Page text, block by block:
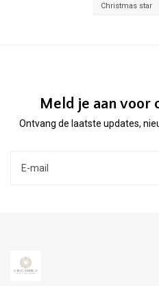
Christmas star
Meld je aan voor
Ontvang de laatste updates,